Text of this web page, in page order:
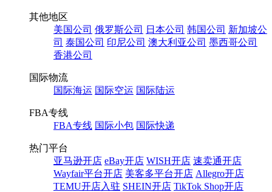
其他地区
美国公司 俄罗斯公司 日本公司 韩国公司 新加坡公
司 泰国公司 印尼公司 澳大利亚公司 墨西哥公司
香港公司
国际物流
国际海运 国际空运 国际陆运
FBA专线
FBA专线 国际小包 国际快递
热门平台
亚马逊开店 eBay开店 WISH开店 速卖通开店
Wayfair平台开店 美客多平台开店 Allegro开店
TEMU开店入驻 SHEIN开店 TikTok Shop开店